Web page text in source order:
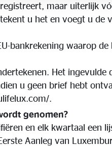
maar uiterlijk
u het en voegt u de
bankrekening waarop de
Het ingevulde
u geen brief hebt
.
genomen?
en elk kwartaal een
Aanleg van